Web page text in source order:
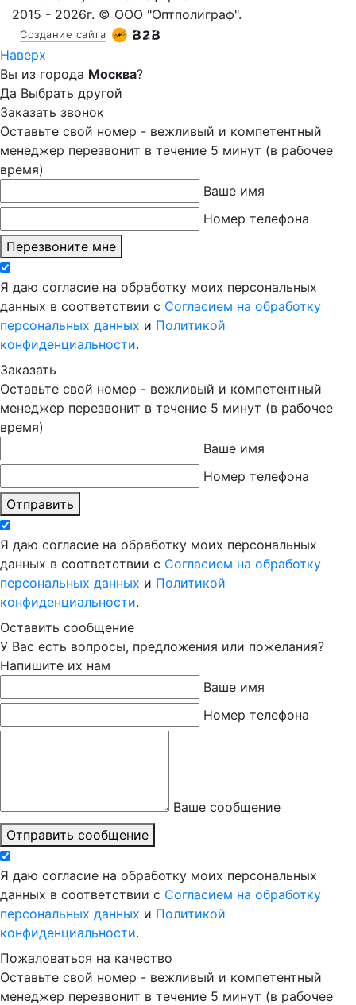
2015 - 2026г. © ООО "Оптполиграф".
Создание сайта
Наверх
Вы из города Москва?
Да Выбрать другой
Заказать звонок
Оставьте свой номер - вежливый и компетентный
менеджер перезвонит в течение 5 минут (в рабочее
время)
Ваше имя
Номер телефона
Перезвоните мне
Я даю согласие на обработку моих персональных
данных в соответствии с Согласием на обработку
персональных данных и Политикой
конфиденциальности.
Заказать
Оставьте свой номер - вежливый и компетентный
менеджер перезвонит в течение 5 минут (в рабочее
время)
Ваше имя
Номер телефона
Отправить
Я даю согласие на обработку моих персональных
данных в соответствии с Согласием на обработку
персональных данных и Политикой
конфиденциальности.
Оставить сообщение
У Вас есть вопросы, предложения или пожелания?
Напишите их нам
Ваше имя
Номер телефона
Ваше сообщение
Отправить сообщение
Я даю согласие на обработку моих персональных
данных в соответствии с Согласием на обработку
персональных данных и Политикой
конфиденциальности.
Пожаловаться на качество
Оставьте свой номер - вежливый и компетентный
менеджер перезвонит в течение 5 минут (в рабочее